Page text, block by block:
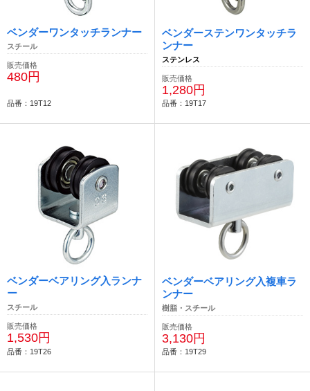
ベンダーワンタッチランナー
スチール
販売価格
480円
品番：19T12
ベンダーステンワンタッチラ
ンナー
ステンレス
販売価格
1,280円
品番：19T17
ベンダーベアリング入ランナ
ー
スチール
販売価格
1,530円
品番：19T26
ベンダーベアリング入複車ラ
ンナー
樹脂・スチール
販売価格
3,130円
品番：19T29